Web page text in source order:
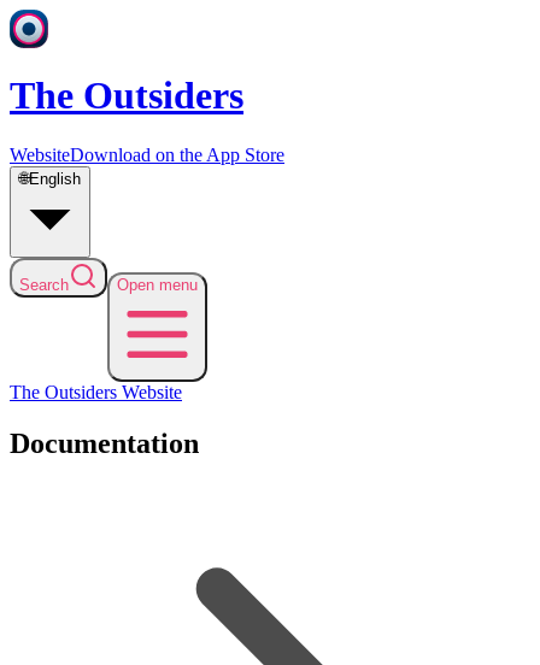
The Outsiders
WebsiteDownload on the App Store
🌐English
Search Open menu
The Outsiders Website
Documentation